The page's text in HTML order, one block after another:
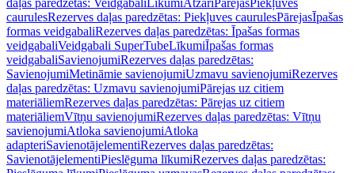
daļas paredzētas: Veidgabali LīkumiAtzari PārejasPiekļuves
caurulesRezerves daļas paredzētas: Piekļuves caurulesPārejasĪpašas
formas veidgabaliRezerves daļas paredzētas: Īpašas formas
veidgabaliVeidgabali SuperTubeLīkumiĪpašas formas
veidgabaliSavienojumiRezerves daļas paredzētas:
SavienojumiMetināmie savienojumiUzmavu savienojumiRezerves
daļas paredzētas: Uzmavu savienojumiPārejas uz citiem
materiāliemRezerves daļas paredzētas: Pārejas uz citiem
materiāliemVītņu savienojumiRezerves daļas paredzētas: Vītņu
savienojumiAtloka savienojumiAtloka
adapteriSavienotājelementiRezerves daļas paredzētas:
SavienotājelementiPieslēguma līkumiRezerves daļas paredzētas: